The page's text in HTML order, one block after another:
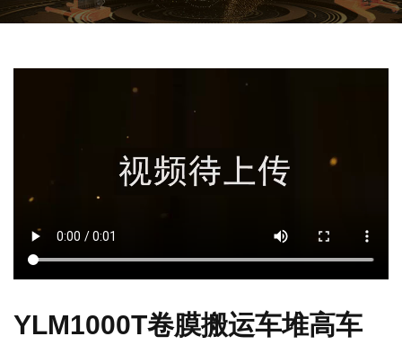
YLM1000T卷膜搬运车堆高车